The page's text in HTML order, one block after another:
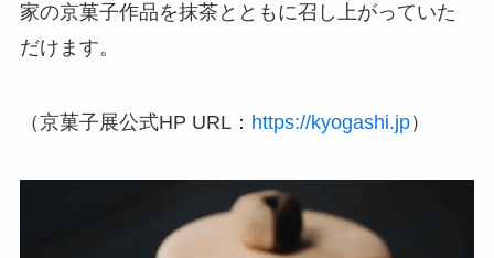
家の京菓子作品を抹茶とともに召し上がっていた
だけます。
（京菓子展公式HP URL： https://kyogashi.jp）